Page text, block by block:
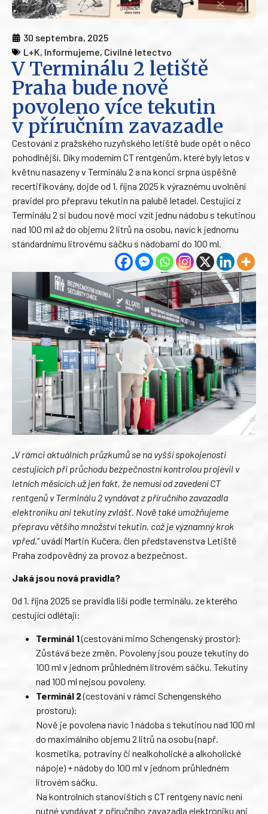
30 septembra, 2025
L+K, Informujeme, Civilné letectvo
V Terminálu 2 letiště
Praha bude nově
povoleno více tekutin
v příručním zavazadle
Cestování z pražského ruzyňského letiště bude opět o něco
pohodlnější. Díky moderním CT rentgenům, které byly letos v
květnu nasazeny v Terminálu 2 a na konci srpna úspěšně
recertifikovány, dojde od 1. října 2025 k výraznému uvolnění
pravidel pro přepravu tekutin na palubě letadel. Cestující z
Terminálu 2 si budou nově moci vzít jednu nádobu s tekutinou
nad 100 ml až do objemu 2 litrů na osobu, navíc k jednomu
standardnímu litrovému sáčku s nádobami do 100 ml.
V rámci aktuálních průzkumů se na vyšší spokojenosti
cestujících při průchodu bezpečnostní kontrolou projevil v
letních měsících už jen fakt, že nemusí od zavedení CT
rentgenů v Terminálu 2 vyndávat z příručního zavazadla
elektroniku ani tekutiny zvlášť. Nově také umožňujeme
přepravu většího množství tekutin, což je významný krok
vpřed,“ uvádí Martin Kučera, člen představenstva Letiště
Praha zodpovědný za provoz a bezpečnost.
Jaká jsou nová pravidla?
Od 1. října 2025 se pravidla liší podle terminálu, ze kterého
cestující odlétají:
Terminál 1(cestování mimo Schengenský prostor):
Zůstává beze změn. Povoleny jsou pouze tekutiny do
100 ml v jednom průhledném litrovém sáčku. Tekutiny
nad 100 ml nejsou povoleny.
Terminál 2(cestování v rámci Schengenského
prostoru):
Nově je povolena navíc 1 nádoba s tekutinou nad 100 ml
do maximálního objemu 2 litrů na osobu (např.
kosmetika, potraviny či nealkoholické a alkoholické
nápoje) + nádoby do 100 ml v jednom průhledném
litrovém sáčku.
Na kontrolních stanovištích s CT rentgeny navíc není
nutné vyndávat z příručního zavazadla elektroniku ani